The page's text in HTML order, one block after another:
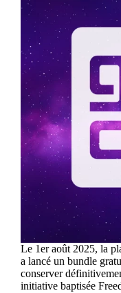
Le 1er août 2025, la
a lancé un bundle
conserver
initiative baptisée